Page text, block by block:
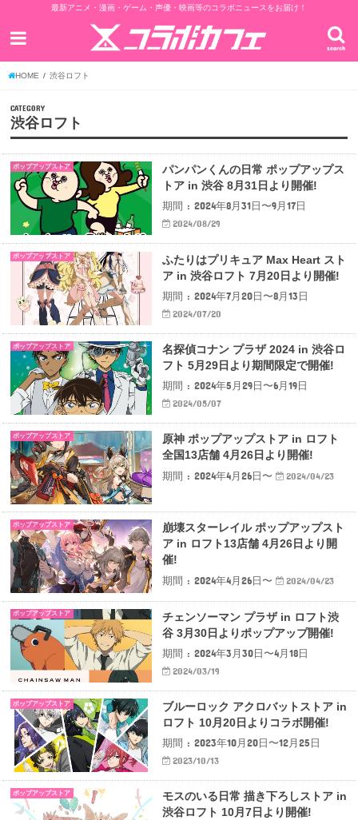
最新アニメ・漫画・ゲーム・声優・映画等のコラボニュースをお届け！
search
HOME 渋谷ロフト
CATEGORY
渋谷ロフト
ポップアップストア
パンパンくんの日常 ポップアップス
トア in 渋谷 8月31日より開催!
期間 : 2024年8月31日〜9月17日
2024/08/29
ポップアップストア
ふたりはプリキュア Max Heart スト
ア in 渋谷ロフト 7月20日より開催!
期間 : 2024年7月20日〜8月13日
2024/07/20
ポップアップストア
名探偵コナン プラザ 2024 in 渋谷ロ
フト 5月29日より期間限定で開催!
期間 : 2024年5月29日〜6月19日
2024/05/07
ポップアップストア
原神 ポップアップストア in ロフト
全国13店舗 4月26日より開催!
期間 : 2024年4月26日〜
2024/04/23
ポップアップストア
崩壊スターレイル ポップアップスト
ア in ロフト13店舗 4月26日より開
催!
期間 : 2024年4月26日〜
2024/04/23
ポップアップストア
チェンソーマン プラザ in ロフト渋
谷 3月30日よりポップアップ開催!
期間 : 2024年3月30日〜4月18日
2024/03/19
ポップアップストア
ブルーロック アクロバットストア in
ロフト 10月20日よりコラボ開催!
期間 : 2023年10月20日〜12月25日
2023/10/13
ポップアップストア
モスのいる日常 描き下ろしストア in
渋谷ロフト 10月7日より開催!